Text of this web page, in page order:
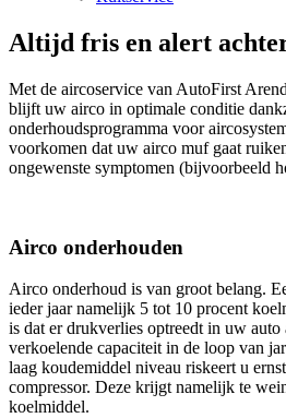
Altijd fris en alert
Met de aircoservice van AutoFirst
blijft uw airco in optimale conditie
onderhoudsprogramma voor
voorkomen dat uw airco muf gaat
ongewenste symptomen (bijvoorbeeld
Airco onderhouden
Airco onderhoud is van groot belang.
ieder jaar namelijk 5 tot 10 procent
is dat er drukverlies optreedt in uw
verkoelende capaciteit in de loop van
laag koudemiddel niveau riskeert u
compressor. Deze krijgt namelijk te
koelmiddel.